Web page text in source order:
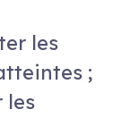
les
;
les